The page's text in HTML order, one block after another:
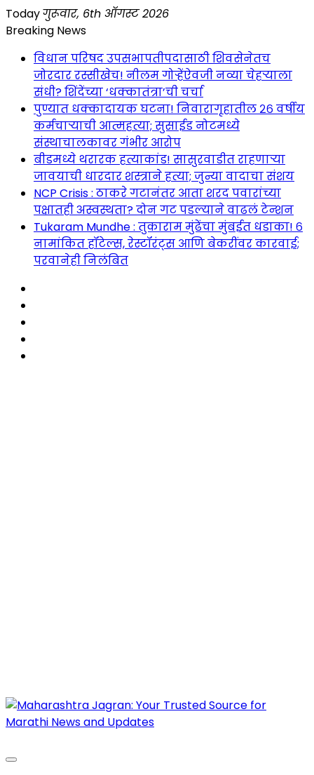
Skip
to
Todayगुरूवार, 6th ऑगस्ट 2026
Breaking News
विधान परिषद उपसभापतीपदासाठी शिवसेनेतच
जोरदार रस्सीखेच! नीलम गोऱ्हेंऐवजी नव्या चेहऱ्याला
संधी? शिंदेंच्या ‘धक्कातंत्रा’ची चर्चा
पुण्यात धक्कादायक घटना! निवारागृहातील २६ वर्षीय
कर्मचाऱ्याची आत्महत्या; सुसाईड नोटमध्ये
संस्थाचालकावर गंभीर आरोप
बीडमध्ये थरारक हत्याकांड! सासुरवाडीत राहणाऱ्या
जावयाची धारदार शस्त्राने हत्या; जुन्या वादाचा संशय
NCP Crisis : ठाकरे गटानंतर आता शरद पवारांच्या
पक्षातही अस्वस्थता? दोन गट पडल्याने वाढलं टेन्शन
Tukaram Mundhe : तुकाराम मुंढेंचा मुंबईत धडाका! ६
नामांकित हॉटेल्स, रेस्टॉरंट्स आणि बेकरींवर कारवाई;
परवानेही निलंबित
Maharashtra Jagran : Your Trusted Companion